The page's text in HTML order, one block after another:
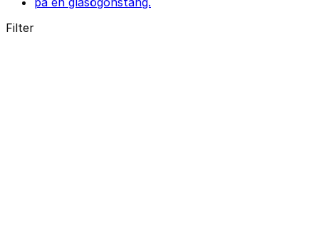
Filter